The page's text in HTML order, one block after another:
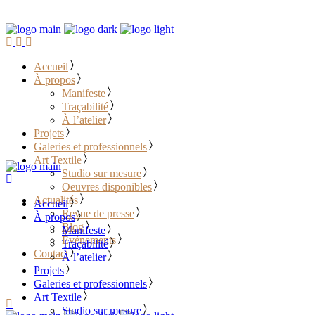
Accueil
À propos
Manifeste
Traçabilité
À l’atelier
Projets
Galeries et professionnels
Art Textile
Studio sur mesure
Oeuvres disponibles
Actualités
Revue de presse
Blog
Événements
Contact
………………………………
Accueil
À propos
Manifeste
Traçabilité
À l’atelier
Projets
Galeries et professionnels
Art Textile
Studio sur mesure